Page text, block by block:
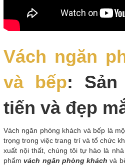
Vách ngăn
và bếp: Sản
tiến và đẹp
Vách ngăn phòng khách và bếp là
trọng trong việc trang trí và tổ chức
xuất nội thất, chúng tôi tự hào là
phẩmvách ngăn phòng khách và